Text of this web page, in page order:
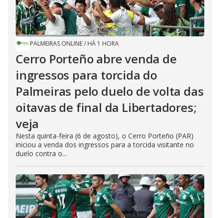
PALMEIRAS ONLINE/ HÁ 1 HORA
Cerro Porteño abre venda de
ingressos para torcida do
Palmeiras pelo duelo de volta das
oitavas de final da Libertadores;
veja
Nesta quinta-feira (6 de agosto), o Cerro Porteño (PAR)
iniciou a venda dos ingressos para a torcida visitante no
duelo contra o...